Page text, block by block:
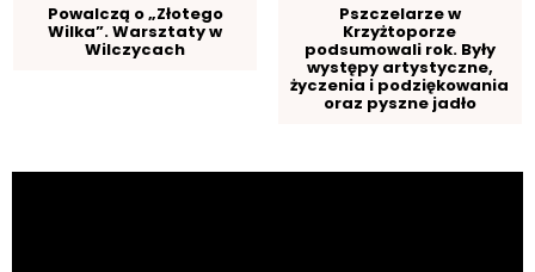
Powalczą o „Złotego
Wilka”. Warsztaty w
Wilczycach
Pszczelarze w
Krzyżtoporze
podsumowali rok. Były
występy artystyczne,
życzenia i podziękowania
oraz pyszne jadło